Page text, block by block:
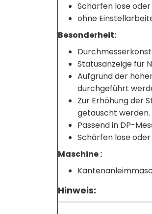
Schärfen lose
ohne
Besonderheit:
Statusanzeige für
Aufgrund der
durchgeführt
Zur Erhöhung der
getauscht werden.
Passend in DP-
Schärfen lose
Maschine :
Hinweis: